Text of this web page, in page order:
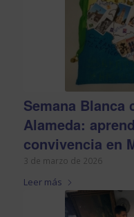
Semana Blanca
Alameda:
convivencia en
3 de marzo de 2026
Leer más